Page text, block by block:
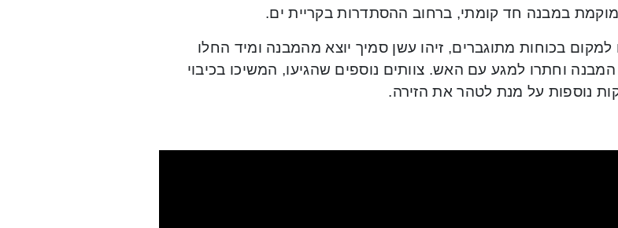
במבנה חד קומתי, ברחוב ההסתדרות בקריית ים.
בכוחות מתוגברים, זיהו עשן סמיך יוצא מהמבנה ומיד החלו
וחתרו למגע עם האש. צוותים נוספים שהגיעו, המשיכו בכיבוי
נוספות על מנת לטהר את הזירה.